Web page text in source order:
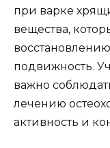
при варке
вещества,
подвижность.
важно
лечению
активность и